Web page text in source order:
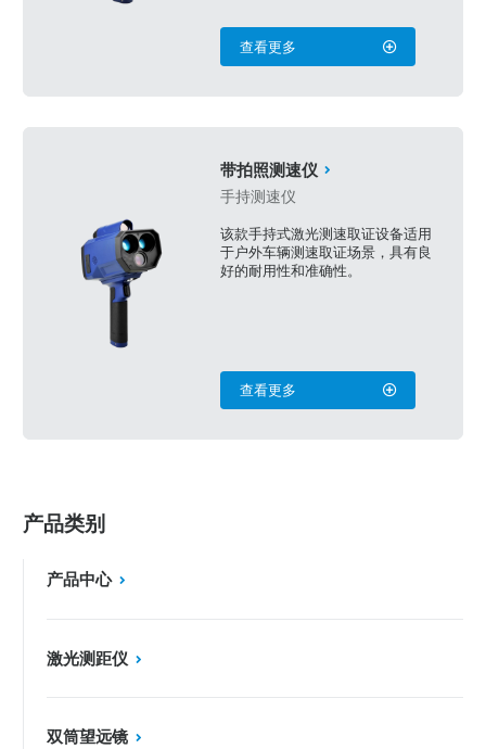
查看更多
带拍照测速仪
手持测速仪
该款手持式激光测速取证设备适用
于户外车辆测速取证场景，具有良
好的耐用性和准确性。
查看更多
产品类别
产品中心
激光测距仪
双筒望远镜